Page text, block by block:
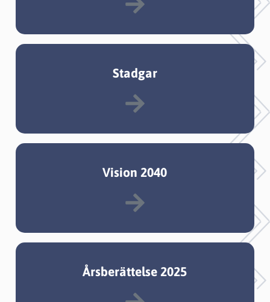
Stadgar
Vision 2040
Årsberättelse 2025